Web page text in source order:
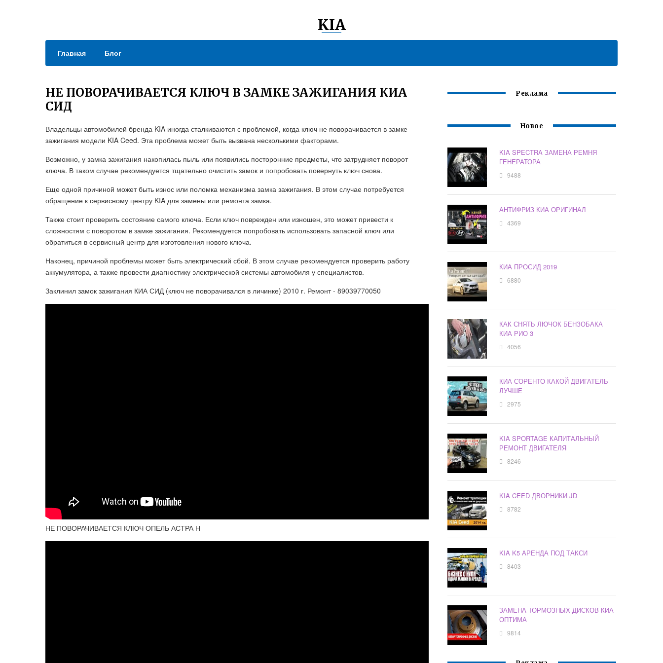
KIA
Главная Блог
НЕ ПОВОРАЧИВАЕТСЯ КЛЮЧ В ЗАМКЕ ЗАЖИГАНИЯ КИА
СИД
Владельцы автомобилей бренда KIA иногда сталкиваются с проблемой, когда ключ не поворачивается в замке
зажигания модели KIA Ceed. Эта проблема может быть вызвана несколькими факторами.
Возможно, у замка зажигания накопилась пыль или появились посторонние предметы, что затрудняет поворот
ключа. В таком случае рекомендуется тщательно очистить замок и попробовать повернуть ключ снова.
Еще одной причиной может быть износ или поломка механизма замка зажигания. В этом случае потребуется
обращение к сервисному центру KIA для замены или ремонта замка.
Также стоит проверить состояние самого ключа. Если ключ поврежден или изношен, это может привести к
сложностям с поворотом в замке зажигания. Рекомендуется попробовать использовать запасной ключ или
обратиться в сервисный центр для изготовления нового ключа.
Наконец, причиной проблемы может быть электрический сбой. В этом случае рекомендуется проверить работу
аккумулятора, а также провести диагностику электрической системы автомобиля у специалистов.
Заклинил замок зажигания КИА СИД (ключ не поворачивался в личинке) 2010 г. Ремонт - 89039770050
НЕ ПОВОРАЧИВАЕТСЯ КЛЮЧ ОПЕЛЬ АСТРА Н
Реклама
Новое
KIA SPECTRA ЗАМЕНА РЕМНЯ
ГЕНЕРАТОРА
9488
АНТИФРИЗ КИА ОРИГИНАЛ
4369
КИА ПРОСИД 2019
6880
КАК СНЯТЬ ЛЮЧОК БЕНЗОБАКА
КИА РИО 3
4056
КИА СОРЕНТО КАКОЙ ДВИГАТЕЛЬ
ЛУЧШЕ
2975
KIA SPORTAGE КАПИТАЛЬНЫЙ
РЕМОНТ ДВИГАТЕЛЯ
8246
KIA CEED ДВОРНИКИ JD
8782
KIA K5 АРЕНДА ПОД ТАКСИ
8403
ЗАМЕНА ТОРМОЗНЫХ ДИСКОВ КИА
ОПТИМА
9814